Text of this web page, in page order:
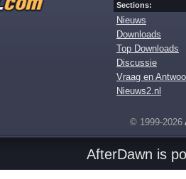
Sections:
Nieuws
Downloads
Top Downloads
Discussie
Vraag en
Nieuws2.nl
© 1999-2026
AfterDawn is